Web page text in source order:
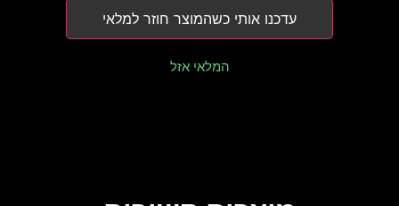
עדכנו אותי כשהמוצר חוזר למלאי
המלאי אזל